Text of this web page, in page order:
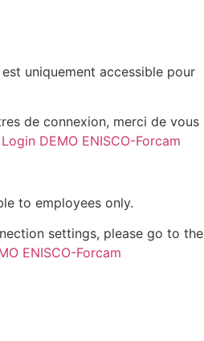
uniquement accessible pour
de connexion, merci de vous
Login DEMO ENISCO-Forcam
to employees only.
settings, please go to the
ENISCO-Forcam